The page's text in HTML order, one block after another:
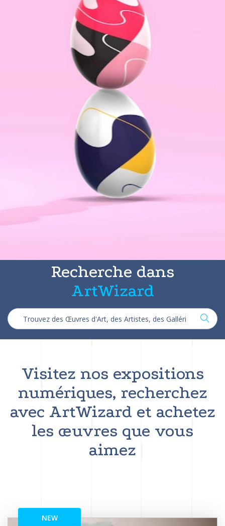
Recherche dans
ArtWizard
Visitez nos expositions
numériques, recherchez
avec ArtWizard et achetez
les œuvres que vous
aimez
NEW